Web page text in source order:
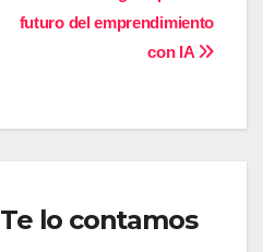
futuro del emprendimiento
con IA
Te lo contamos